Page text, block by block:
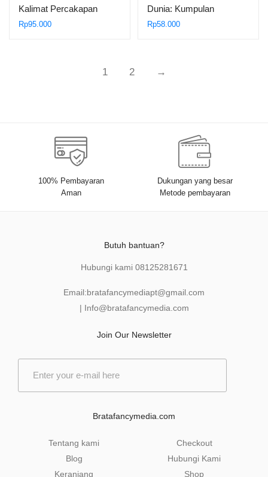
Kalimat Percakapan
Bahasa Inggris Dengan
Rp95.000
Dunia: Kumpulan
Dongeng Negeri Polandia,
Rp58.000
1 2 →
100% Pembayaran
Aman
Dukungan yang besar
Metode pembayaran
Butuh bantuan?
Hubungi kami 08125281671
Email:bratafancymediapt@gmail.com
| Info@bratafancymedia .com
Join Our Newsletter
Bratafancymedia.com
Tentang kami
Blog
Keranjang
Checkout
Hubungi Kami
Shop